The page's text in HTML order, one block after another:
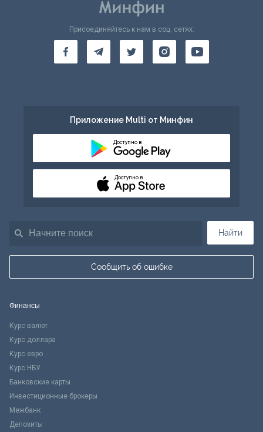
Найти
Сообщить об ошибке
Присоединяйтесь к нам в соц. сетях:
Приложение Multi от Минфин
Доступно в
Доступно в
Финансы
Курс валют
Курс доллара
Курс евро
Курс НБУ
Банковские карты
Инвестиционные брокеры
Межбанк
Депозиты